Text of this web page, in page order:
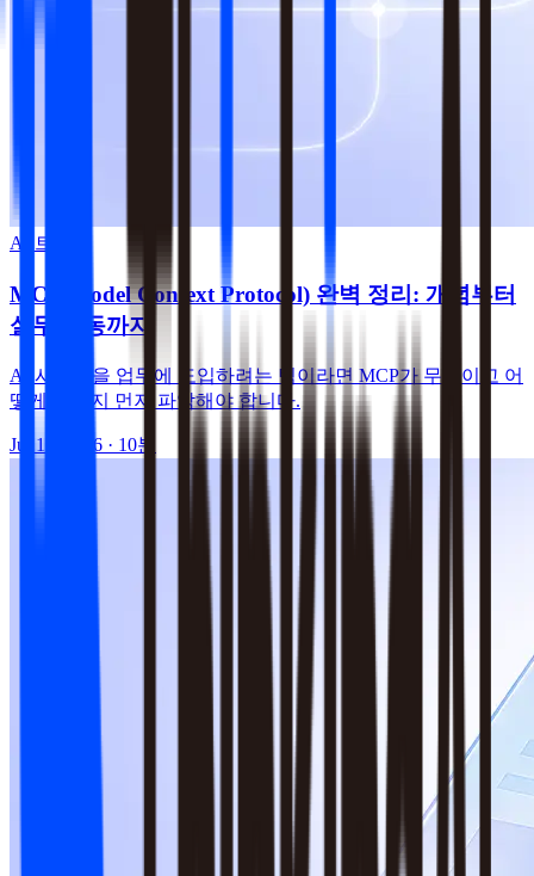
AI 트렌드
MCP(Model Context Protocol) 완벽 정리: 개념부터
실무 연동까지
AI 시스템을 업무에 도입하려는 팀이라면 MCP가 무엇이고 어
떻게 쓰는지 먼저 파악해야 합니다.
Jul 16, 2026 · 10분